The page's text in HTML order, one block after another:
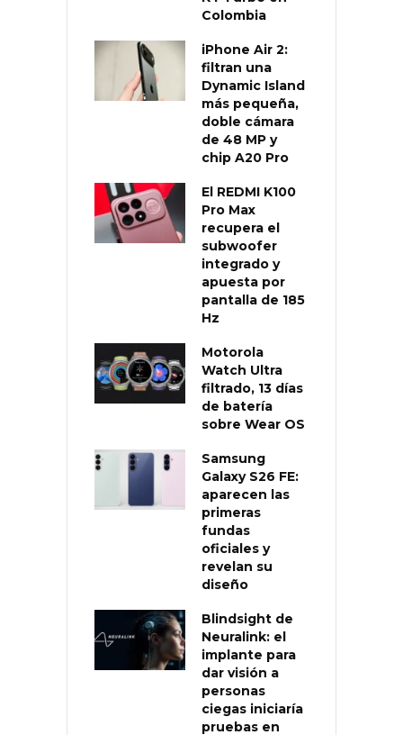
Colombia
iPhone Air 2:
filtran una
Dynamic Island
más pequeña,
doble cámara
de 48 MP y
chip A20 Pro
El REDMI K100
Pro Max
recupera el
subwoofer
integrado y
apuesta por
pantalla de 185
Hz
Motorola
Watch Ultra
filtrado, 13 días
de batería
sobre Wear OS
Samsung
Galaxy S26 FE:
aparecen las
primeras
fundas
oficiales y
revelan su
diseño
Blindsight de
Neuralink: el
implante para
dar visión a
personas
ciegas iniciaría
pruebas en